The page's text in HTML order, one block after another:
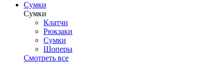
Сумки
Сумки
Клатчи
Рюкзаки
Сумки
Шоперы
Смотреть все